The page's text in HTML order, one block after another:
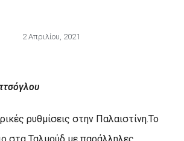
2 Απριλίου, 2021
ρυθμίσεις στην Παλαιστίνη.Το